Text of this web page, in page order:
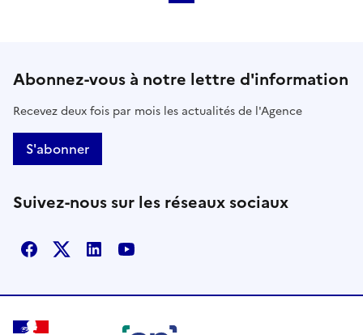
Abonnez-vous à notre lettre d'information
Recevez deux fois par mois les actualités de l'Agence
S'abonner
Suivez-nous sur les réseaux sociaux
Facebook
X LinkedinYoutube